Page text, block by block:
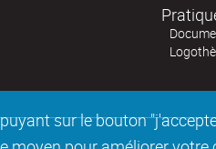
sur le bouton